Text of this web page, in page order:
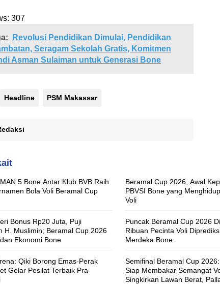
307
Revolusi Pendidikan Dimulai, Pendidikan
Seragam Sekolah Gratis, Komitmen
Asman Sulaiman untuk Generasi Bone
Headline PSM Makassar
5 Bone Antar Klub BVB Raih
Bola Voli Beramal Cup
Beramal Cup 2026, Awal
PBVSI Bone yang
Voli
Bonus Rp20 Juta, Puji
H. Muslimin; Beramal Cup 2026
Ekonomi Bone
Puncak Beramal Cup 2026
Ribuan Pecinta Voli
Merdeka Bone
Qiki Borong Emas-Perak
Gelar Pesilat Terbaik Pra-
Semifinal Beramal Cup
Siap Membakar Semangat
Singkirkan Lawan Berat,